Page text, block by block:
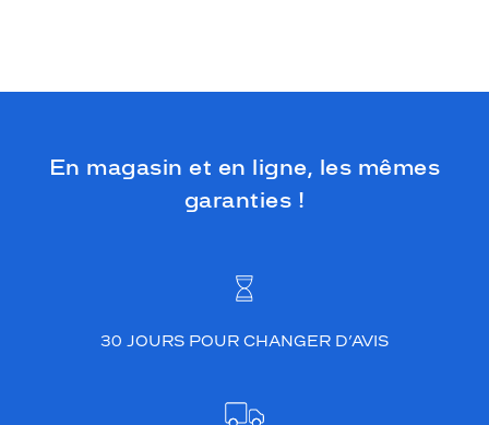
En magasin et en ligne, les mêmes
garanties !
30 JOURS POUR CHANGER D’AVIS